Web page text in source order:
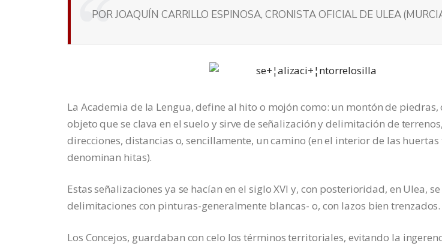
POR JOAQUÍN CARRILLO ESPINOSA, CRONISTA OFICIAL DE ULEA
La Academia de la Lengua, define al hito o mojón como: un montón de
objeto que se clava en el suelo y sirve de señalización y delimitación de
direcciones, distancias o, sencillamente, un camino (en el interior de las huertas
denominan hitas).
Estas señalizaciones ya se hacían en el siglo XVI y, con posterioridad, en Ulea,
delimitaciones con pinturas-generalmente blancas- o, con lazos bien trenzados.
Los Concejos, guardaban con celo los términos territoriales, evitando la